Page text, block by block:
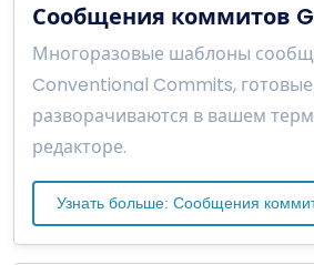
Сообщения коммитов
Многоразовые шаблоны
Conventional Commits, готовые
разворачиваются в вашем
редакторе.
Узнать больше: Сообщения